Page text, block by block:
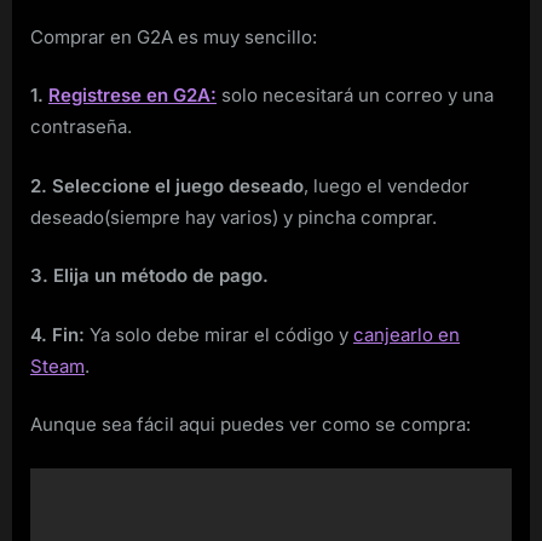
Comprar en G2A es muy sencillo:
1. Registrese en G2A: solo necesitará un correo y una
contraseña.
2. Seleccione el juego deseado, luego el vendedor
deseado(siempre hay varios) y pincha comprar.
3. Elija un método de pago.
4. Fin: Ya solo debe mirar el código y canjearlo en
Steam.
Aunque sea fácil aqui puedes ver como se compra: